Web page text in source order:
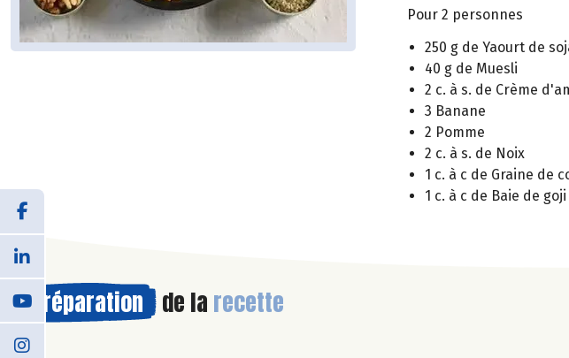
Pour 2 personnes
250 g de Yaourt de
40 g de Muesli
2 c. à s. de Crème
3 Banane
2 Pomme
2 c. à s. de Noix
1 c. à c de Graine de
1 c. à c de Baie de goji
Préparation de la recette